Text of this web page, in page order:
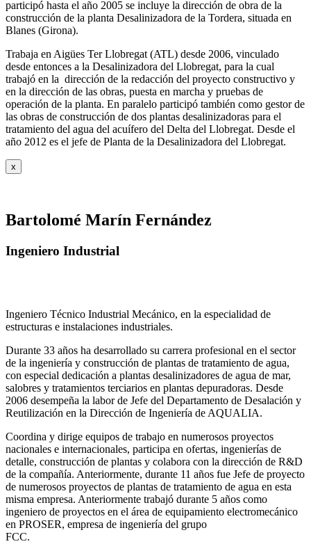
participó hasta el año 2005 se incluye la dirección de obra de la
construcción de la planta Desalinizadora de la Tordera, situada en
Blanes (Girona).
Trabaja en Aigües Ter Llobregat (ATL) desde 2006, vinculado
desde entonces a la Desalinizadora del Llobregat, para la cual
trabajó en la dirección de la redacción del proyecto constructivo y
en la dirección de las obras, puesta en marcha y pruebas de
operación de la planta. En paralelo participó también como gestor de
las obras de construcción de dos plantas desalinizadoras para el
tratamiento del agua del acuífero del Delta del Llobregat. Desde el
año 2012 es el jefe de Planta de la Desalinizadora del Llobregat.
x
Bartolomé Marín Fernández
Ingeniero Industrial
Ingeniero Técnico Industrial Mecánico, en la especialidad de
estructuras e instalaciones industriales.
Durante 33 años ha desarrollado su carrera profesional en el sector
de la ingeniería y construcción de plantas de tratamiento de agua,
con especial dedicación a plantas desalinizadores de agua de mar,
salobres y tratamientos terciarios en plantas depuradoras. Desde
2006 desempeña la labor de Jefe del Departamento de Desalación y
Reutilización en la Dirección de Ingeniería de AQUALIA.
Coordina y dirige equipos de trabajo en numerosos proyectos
nacionales e internacionales, participa en ofertas, ingenierías de
detalle, construcción de plantas y colabora con la dirección de R&D
de la compañía. Anteriormente, durante 11 años fue Jefe de proyecto
de numerosos proyectos de plantas de tratamiento de agua en esta
misma empresa. Anteriormente trabajó durante 5 años como
ingeniero de proyectos en el área de equipamiento electromecánico
en PROSER, empresa de ingeniería del grupo
FCC.